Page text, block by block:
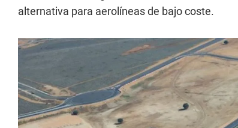
alternativa para aerolíneas de bajo coste.